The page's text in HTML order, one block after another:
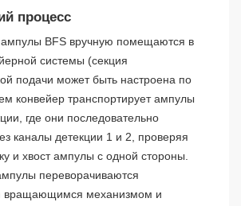
процесс
ампулы BFS вручную помещаются в
системы (секция
подачи может быть настроена по
конвейер транспортирует ампулы
где они последовательно
каналы детекции 1 и 2, проверяя
и хвост ампулы с одной стороны.
переворачиваются
вращающимся механизмом и